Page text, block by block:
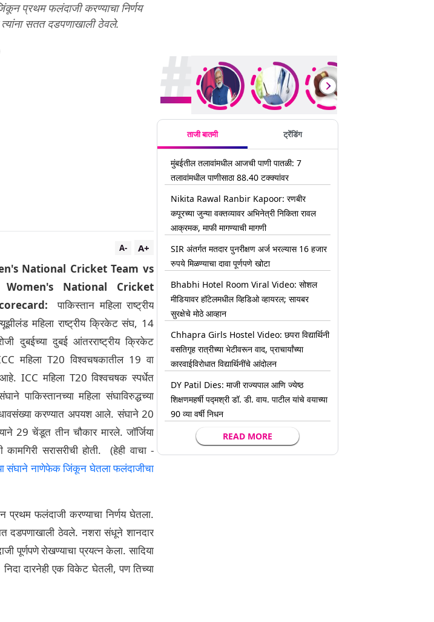
प्रथम फलंदाजी करण्याचा निर्णय
सतत दडपणाखाली ठेवले.
A+
A-
National Cricket Team vs
National Cricket
पाकिस्तान महिला राष्ट्रीय
महिला राष्ट्रीय क्रिकेट संघ, 14
दुबईच्या दुबई आंतरराष्ट्रीय क्रिकेट
महिला T20 विश्वचषकातील 19 वा
ICC महिला T20 विश्वचषक स्पर्धेत
पाकिस्तानच्या महिला संघाविरुद्धच्या
धावसंख्या करण्यात अपयश आले. संघाने 20
29 चेंडूत तीन चौकार मारले. जॉर्जिया
सरासरीची होती. (हेही वाचा -
नाणेफेक जिंकून घेतला फलंदाजीचा
प्रथम फलंदाजी करण्याचा निर्णय घेतला.
दडपणाखाली ठेवले. नशरा संधूने शानदार
पूर्णपणे रोखण्याचा प्रयत्न केला. सादिया
दारनेही एक विकेट घेतली, पण तिच्या
ताजी बातमी ट्रेंडिंग
मुंबईतील तलावांमधील आजची पाणी पातळी: 7
तलावांमधील पाणीसाठा 88.40 टक्क्यांवर
Nikita Rawal Ranbir Kapoor: रणबीर
कपूरच्या जुन्या वक्तव्यावर अभिनेत्री निकिता रावल
आक्रमक, माफी मागण्याची मागणी
SIR अंतर्गत मतदार पुनरीक्षण अर्ज भरल्यास 16 हजार
रुपये मिळण्याचा दावा पूर्णपणे खोटा
Bhabhi Hotel Room Viral Video: सोशल
मीडियावर हॉटेलमधील व्हिडिओ व्हायरल; सायबर
सुरक्षेचे मोठे आव्हान
Chhapra Girls Hostel Video: छपरा विद्यार्थिनी
वसतिगृह रात्रीच्या भेटीवरून वाद, प्राचार्यांच्या
कारवाईविरोधात विद्यार्थिनींचे आंदोलन
DY Patil Dies: माजी राज्यपाल आणि ज्येष्ठ
शिक्षणमहर्षी पद्मश्री डॉ. डी. वाय. पाटील यांचे वयाच्या
90 व्या वर्षी निधन
READ MORE